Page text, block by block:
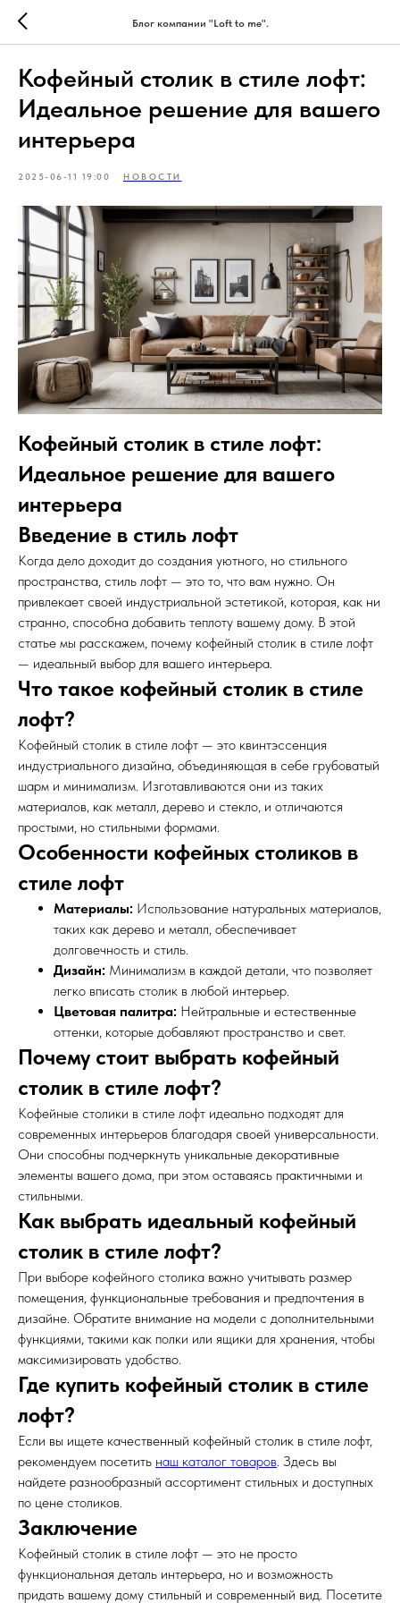
Блог компании "Loft to me".
Кофейный столик в стиле лофт:
Идеальное решение для вашего
интерьера
2025-06-11 19:00 НОВОСТИ
Кофейный столик в стиле лофт:
Идеальное решение для вашего
интерьера
Введение в стиль лофт
Когда дело доходит до создания уютного, но стильного
пространства, стиль лофт — это то, что вам нужно. Он
привлекает своей индустриальной эстетикой, которая, как ни
странно, способна добавить теплоту вашему дому. В этой
статье мы расскажем, почему кофейный столик в стиле лофт
— идеальный выбор для вашего интерьера.
Что такое кофейный столик в стиле
лофт?
Кофейный столик в стиле лофт — это квинтэссенция
индустриального дизайна, объединяющая в себе грубоватый
шарм и минимализм. Изготавливаются они из таких
материалов, как металл, дерево и стекло, и отличаются
простыми, но стильными формами.
Особенности кофейных столиков в
стиле лофт
Материалы: Использование натуральных материалов,
таких как дерево и металл, обеспечивает
долговечность и стиль.
Дизайн: Минимализм в каждой детали, что позволяет
легко вписать столик в любой интерьер.
Цветовая палитра: Нейтральные и естественные
оттенки, которые добавляют пространство и свет.
Почему стоит выбрать кофейный
столик в стиле лофт?
Кофейные столики в стиле лофт идеально подходят для
современных интерьеров благодаря своей универсальности.
Они способны подчеркнуть уникальные декоративные
элементы вашего дома, при этом оставаясь практичными и
стильными.
Как выбрать идеальный кофейный
столик в стиле лофт?
При выборе кофейного столика важно учитывать размер
помещения, функциональные требования и предпочтения в
дизайне. Обратите внимание на модели с дополнительными
функциями, такими как полки или ящики для хранения, чтобы
максимизировать удобство.
Где купить кофейный столик в стиле
лофт?
Если вы ищете качественный кофейный столик в стиле лофт,
рекомендуем посетить наш каталог товаров. Здесь вы
найдете разнообразный ассортимент стильных и доступных
по цене столиков.
Заключение
Кофейный столик в стиле лофт — это не просто
функциональная деталь интерьера, но и возможность
придать вашему дому стильный и современный вид. Посетите